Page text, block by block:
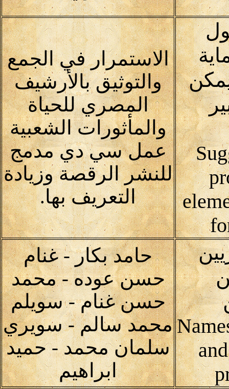
الاستمرار في الجمع
والتوثيق بالأرشيف
المصري للحياة
والمأثورات الشعبية
عمل سي دي مدمج
للنشر الرقصة وزيادة
التعريف بها.
حامد بكار - غنام
حسن عوده - محمد
حسن غنام - سويلم
محمد سالم - سويري
سلمان محمد - حميد
ابراهيم